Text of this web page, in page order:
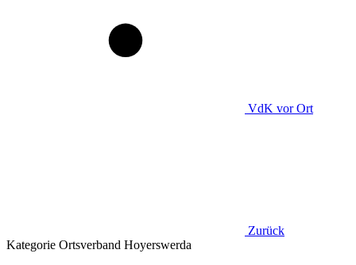
VdK vor Ort
Zurück
Kategorie Ortsverband Hoyerswerda